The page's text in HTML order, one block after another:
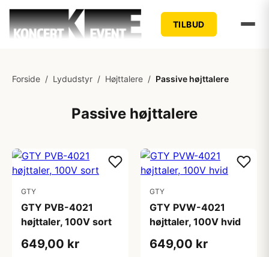
TILBUD
Forside / Lydudstyr / Højttalere / Passive højttalere
Passive højttalere
GTY
GTY PVB-4021
højttaler, 100V sort
649,00 kr
GTY
GTY PVW-4021
højttaler, 100V hvid
649,00 kr